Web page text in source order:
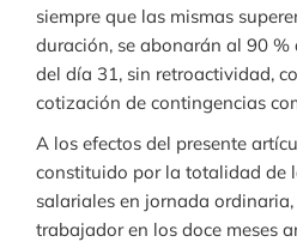
siempre que las mismas
duración, se abonarán al 90
del día 31, sin retroactividad,
cotización de contingencias
A los efectos del presente
constituido por la totalidad de
salariales en jornada
trabajador en los doce meses